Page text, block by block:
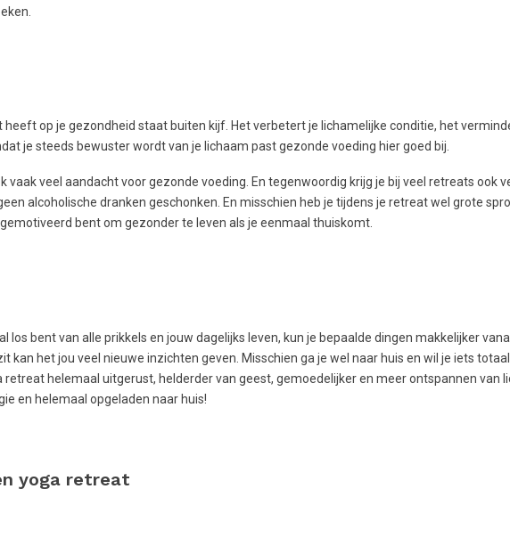
op je gezondheid staat buiten kijf. Het verbetert je lichamelijke conditie, het
je steeds bewuster wordt van je lichaam past gezonde voeding hier goed bij.
vaak veel aandacht voor gezonde voeding. En tegenwoordig krijg je bij veel retreats ook
alcoholische dranken geschonken. En misschien heb je tijdens je retreat wel grote
bent om gezonder te leven als je eenmaal thuiskomt.
los bent van alle prikkels en jouw dagelijks leven, kun je bepaalde dingen makkelijker
kan het jou veel nieuwe inzichten geven. Misschien ga je wel naar huis en wil je iets
helemaal uitgerust, helderder van geest, gemoedelijker en meer ontspannen van
en helemaal opgeladen naar huis!
yoga retreat